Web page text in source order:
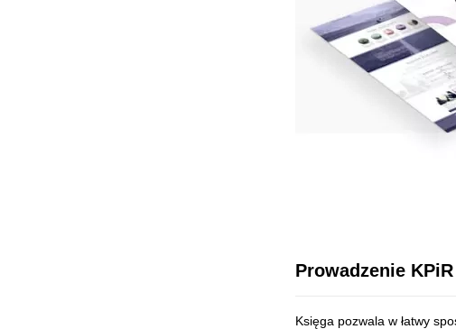
Prowadzenie KPiR
Księga pozwala w łatwy